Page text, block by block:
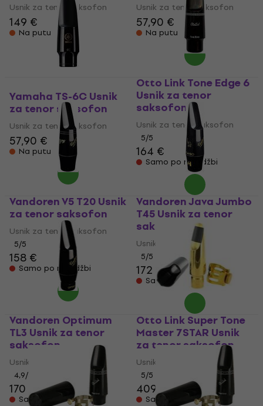
Usnik za tenor saksofon
149 €
Na putu
Usnik za tenor saksofon
57,90 €
Na putu
Yamaha TS-6C Usnik
za tenor saksofon
Usnik za tenor saksofon
57,90 €
Na putu
Otto Link Tone Edge 6
Usnik za tenor
saksofon
Usnik za tenor saksofon
5/5
164 €
Samo po narudžbi
Vandoren V5 T20 Usnik
za tenor saksofon
Usnik za tenor saksofon
5/5
158 €
Samo po narudžbi
Vandoren Java Jumbo
T45 Usnik za tenor
saksofon
Usnik za tenor saksofon
5/5
172 €
Samo po narudžbi
Vandoren Optimum
TL3 Usnik za tenor
saksofon
Usnik za tenor saksofon
4,9/5
170 €
Samo po narudžbi
Otto Link Super Tone
Master 7STAR Usnik
za tenor saksofon
Usnik za tenor saksofon
5/5
409 €
Samo po narudžbi